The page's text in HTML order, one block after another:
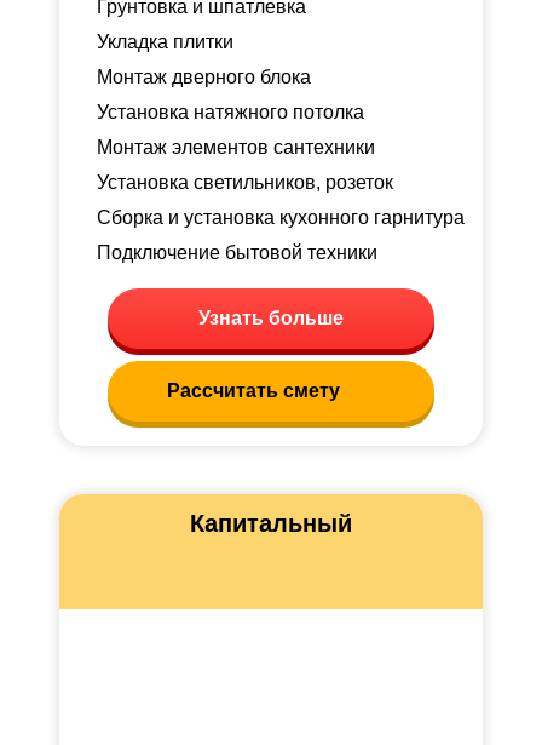
Грунтовка и шпатлевка
Укладка плитки
Монтаж дверного блока
Установка натяжного потолка
Монтаж элементов сантехники
Установка светильников, розеток
Сборка и установка кухонного гарнитура
Подключение бытовой техники
Узнать больше
Рассчитать смету
Капитальный